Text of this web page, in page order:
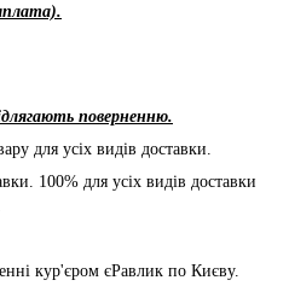
поверненню.
для усіх видів доставки.
100% для усіх видів доставки
кур'єром єРавлик по Києву.